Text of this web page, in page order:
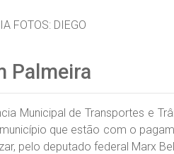
FOTOS: DIEGO
Palmeira
Municipal de Transportes e
que estão com o
pelo deputado federal Marx